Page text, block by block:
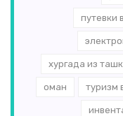
путевки
хургада из
оман туризм